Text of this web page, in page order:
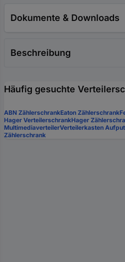
Dokumente & Downloads
Beschreibung
Häufig gesuchte
ABN ZählerschrankEaton Zählerschrank
Hager VerteilerschrankHager
MultimediaverteilerVerteilerkasten
Zählerschrank